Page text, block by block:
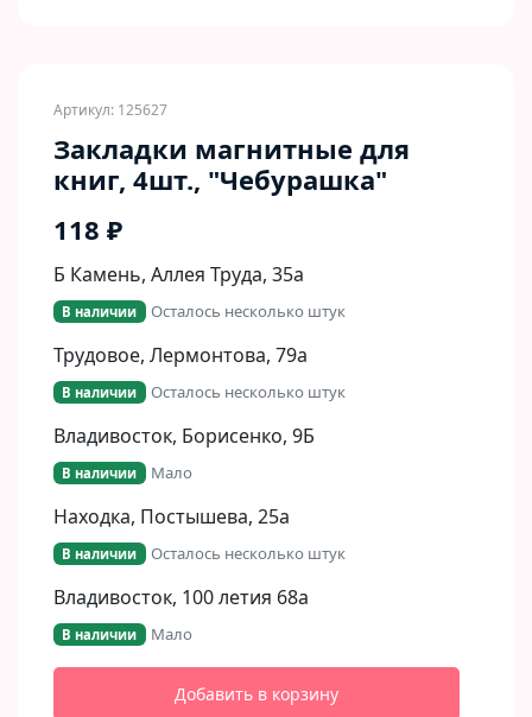
Артикул: 125627
Закладки магнитные для
книг, 4шт., "Чебурашка"
118 ₽
Б Камень, Аллея Труда, 35а
В наличии Осталось несколько штук
Трудовое, Лермонтова, 79а
В наличии Осталось несколько штук
Владивосток, Борисенко, 9Б​
В наличии Мало
Находка, Постышева, 25а
В наличии Осталось несколько штук
Владивосток, 100 летия 68а
В наличии Мало
Добавить в корзину